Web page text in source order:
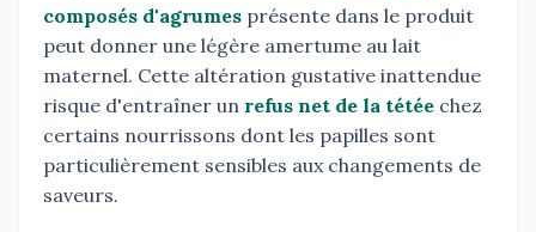
composés d'agrumes présente dans le produit
peut donner une légère amertume au lait
maternel. Cette altération gustative inattendue
risque d'entraîner un refus net de la tétée chez
certains nourrissons dont les papilles sont
particulièrement sensibles aux changements de
saveurs.